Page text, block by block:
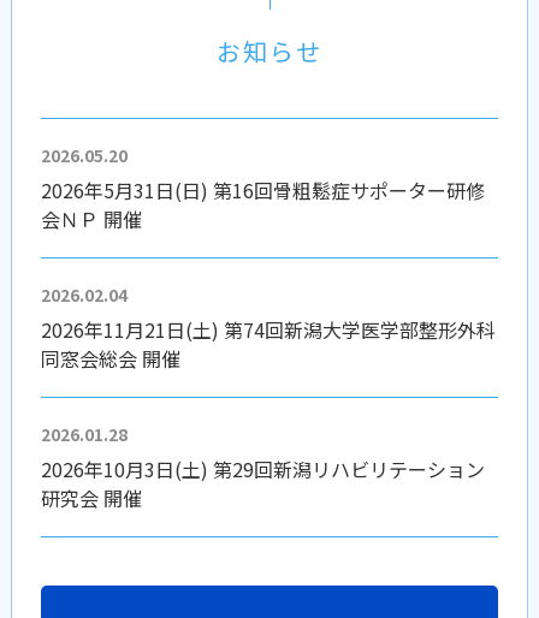
お知らせ
2026.05.20
2026年5月31日(日) 第16回骨粗鬆症サポーター研修
会ＮＰ 開催
2026.02.04
2026年11月21日(土) 第74回新潟大学医学部整形外科
同窓会総会 開催
2026.01.28
2026年10月3日(土) 第29回新潟リハビリテーション
研究会 開催